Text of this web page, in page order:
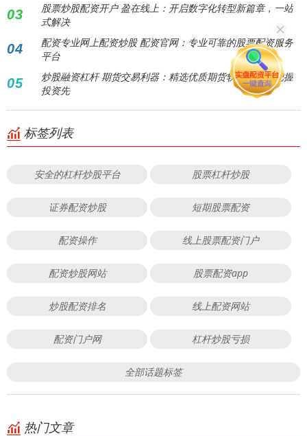
03
股票炒股配资开户 盈在线上：开启数字化转型新篇章，一站
式解决
04
配资专业网上配资炒股 配资官网：专业可靠的股票配资服务
平台
05
炒股融资杠杆 期货交易利器：精选优质期货软件，助您把握
投资先
标签列表
安全的杠杆炒股平台 股票杠杆炒股
证券配资炒股 短期股票配资
配资操作 线上股票配资门户
配资炒股网站 股票配资app
炒股配资排名 线上配资网站
配资门户网 杠杆炒股亏损
全部话题标签
热门文章